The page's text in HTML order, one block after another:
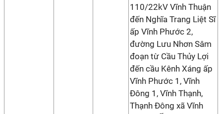
110/22kV Vĩnh Thuận
đến Nghĩa Trang Liệt Sĩ
ấp Vĩnh Phước 2,
đường Lưu Nhơn Sâm
đoạn từ Cầu Thủy Lợi
đến cầu Kênh Xáng ấp
Vĩnh Phước 1, Vĩnh
Đông 1, Vĩnh Thạnh,
Thạnh Đông xã Vĩnh